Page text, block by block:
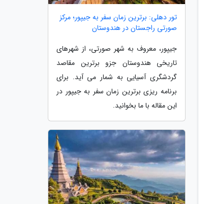
تور دهلی: برترین زمان سفر به جیپور؛ مرکز
صورتی راجستان در هندوستان
جیپور، معروف به شهر صورتی، از شهرهای
تاریخی هندوستان جزو برترین مقاصد
گردشگری آسیایی به شمار می آید. برای
برنامه ریزی برترین زمان سفر به جیپور در
این مقاله با ما بخوانید.